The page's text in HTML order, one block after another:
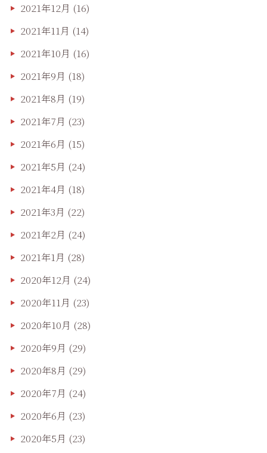
2021年12月 (16)
2021年11月 (14)
2021年10月 (16)
2021年9月 (18)
2021年8月 (19)
2021年7月 (23)
2021年6月 (15)
2021年5月 (24)
2021年4月 (18)
2021年3月 (22)
2021年2月 (24)
2021年1月 (28)
2020年12月 (24)
2020年11月 (23)
2020年10月 (28)
2020年9月 (29)
2020年8月 (29)
2020年7月 (24)
2020年6月 (23)
2020年5月 (23)